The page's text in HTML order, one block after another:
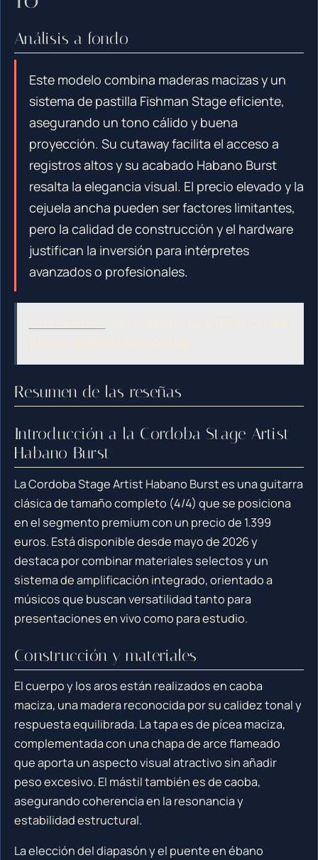
Análisis a fondo
Este modelo combina maderas macizas y un
sistema de pastilla Fishman Stage eficiente,
asegurando un tono cálido y buena
proyección. Su cutaway facilita el acceso a
registros altos y su acabado Habano Burst
resalta la elegancia visual. El precio elevado y la
cejuela ancha pueden ser factores limitantes,
pero la calidad de construcción y el hardware
justifican la inversión para intérpretes
avanzados o profesionales.
Resumen de las reseñas
Introducción a la Cordoba Stage Artist
Habano Burst
La Cordoba Stage Artist Habano Burst es una guitarra
clásica de tamaño completo (4/4) que se posiciona
en el segmento premium con un precio de 1.399
euros. Está disponible desde mayo de 2026 y
destaca por combinar materiales selectos y un
sistema de amplificación integrado, orientado a
músicos que buscan versatilidad tanto para
presentaciones en vivo como para estudio.
Construcción y materiales
El cuerpo y los aros están realizados en caoba
maciza, una madera reconocida por su calidez tonal y
respuesta equilibrada. La tapa es de pícea maciza,
complementada con una chapa de arce flameado
que aporta un aspecto visual atractivo sin añadir
peso excesivo. El mástil también es de caoba,
asegurando coherencia en la resonancia y
estabilidad estructural.
La elección del diapasón y el puente en ébano